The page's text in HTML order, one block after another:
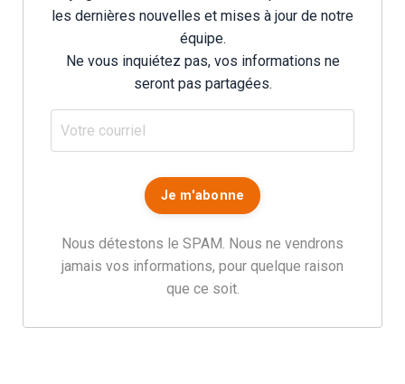
les dernières nouvelles et mises à jour de notre
équipe.
Ne vous inquiétez pas, vos informations ne
seront pas partagées.
Nous détestons le SPAM. Nous ne vendrons
jamais vos informations, pour quelque raison
que ce soit.